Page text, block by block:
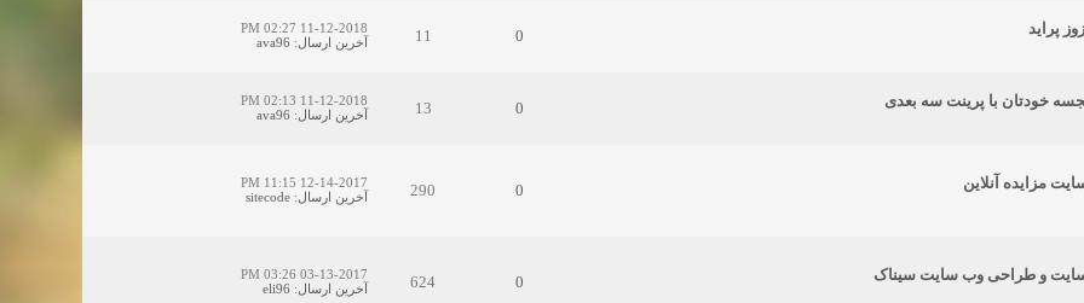
پراید 0
11
11-12-2018 02:27 PM
آخرین ارسال:
ava96
خودتان با پرینت سه بعدی 0
13
11-12-2018 02:13 PM
آخرین ارسال:
ava96
مزایده آنلاین 0
290
12-14-2017 11:15 PM
آخرین ارسال:
sitecode
و طراحی وب سایت سیناک 0
624
03-13-2017 03:26 PM
آخرین ارسال:
eli96